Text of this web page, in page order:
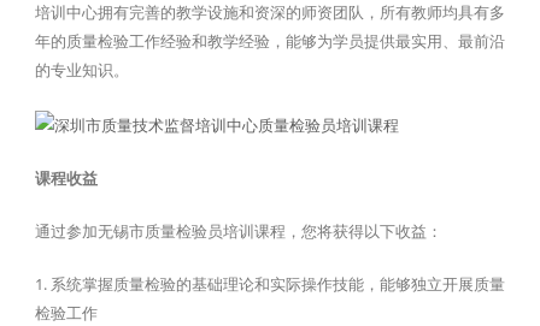
培训中心拥有完善的教学设施和资深的师资团队，所有教师均具有多
年的质量检验工作经验和教学经验，能够为学员提供最实用、最前沿
的专业知识。
课程收益
通过参加无锡市质量检验员培训课程，您将获得以下收益：
1. 系统掌握质量检验的基础理论和实际操作技能，能够独立开展质量
检验工作